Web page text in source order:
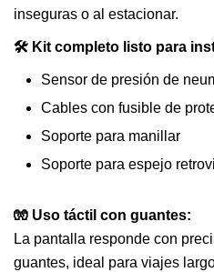
inseguras o al estacionar.
🛠️ Kit completo listo para
Sensor de presión de
Cables con fusible de
Soporte para manillar
Soporte para espejo
🧤 Uso táctil con guantes:
La pantalla responde con
guantes, ideal para viajes